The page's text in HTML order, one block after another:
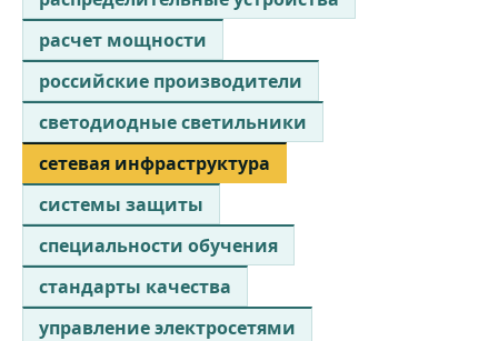
расчет мощности
российские производители
светодиодные светильники
сетевая инфраструктура
системы защиты
специальности обучения
стандарты качества
управление электросетями